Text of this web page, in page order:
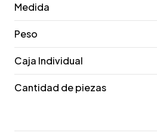
Medida
Peso
Caja Individual
Cantidad de piezas